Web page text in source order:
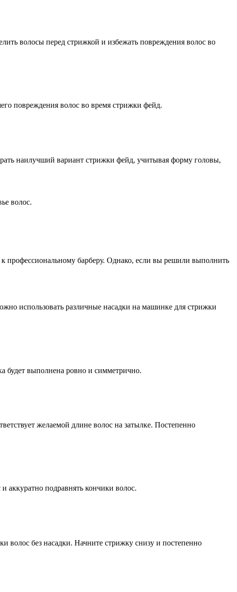
волосы перед стрижкой и избежать повреждения волос во
повреждения волос во время стрижки фейд.
наилучший вариант стрижки фейд, учитывая форму головы,
волос.
профессиональному барберу. Однако, если вы решили выполнить
использовать различные насадки на машинке для стрижки
будет выполнена ровно и симметрично.
желаемой длине волос на затылке. Постепенно
аккуратно подравнять кончики волос.
волос без насадки. Начните стрижку снизу и постепенно